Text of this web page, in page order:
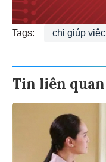
Tags: chị giúp việc
Tin liên quan